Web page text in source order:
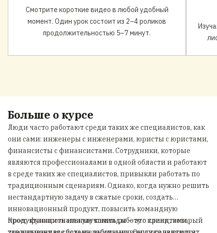
Смотрите короткие видео в любой удобный
момент. Один урок состоит из 2–4 роликов
продолжительностью 5–7 минут.
Больше о курсе
Люди часто работают среди таких же специалистов, как
они сами: инженеры с инженерами, юристы с юристами,
финансисты с финансистами. Сотрудники, которые
являются профессионалами в одной области и работают
в среде таких же специалистов, привыкли работать по
традиционным сценариям. Однако, когда нужно решить
нестандартную задачу в сжатые сроки, создать
инновационный продукт, повысить командную
продуктивность или улучшить работу с клиентами,
Кросс-функциональные команды — это тренд, который